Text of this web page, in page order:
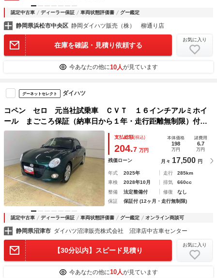
認定中古車 ディーラー保証 車両状態評価書 グー鑑定
静岡県浜松市中央区 静岡ダイハツ販売（株） 柳通り店
在庫を確認・見積り依頼する
お気に入り
今あなたの他に10人が見ています
グーネットセレクト ダイハツ
コペン セロ 元当社試乗車 ＣＶＴ １６インチアルミホイ
ール まごころ保証（納車日から１年・走行距離無制限）付
き 元当社試乗車 ＣＶＴ オートエアコン ＬＥＤヘッドラ
イト オーディオレス ＡＢＳ エアバッグ アルミホイール
支払総額(税込)
204.7 万円
本体価格
198
万円
諸費用
6.7
万円
残価ローン 月々 17,500 円
年式 2025年 走行
285km
車検
2028年10月 排気
660cc
整備
法定整備付 修復
なし
保証
保証付 (12ヶ月・走行無制限)
認定中古車 ディーラー保証 車両状態評価書 グー鑑定 オンライン商談可
静岡県沼津市 ダイハツ沼津販売株式会社 沼津店中古車センター
【30分以内】スピード見積り
お気に入り
今あなたの他に10人が見ています